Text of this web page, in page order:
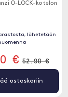
O-LOCK-kotelon
lähetetään
€ 52.90 €
ostoskoriin